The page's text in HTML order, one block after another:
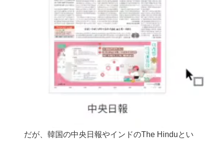
だが、韓国の中央日報やインドのThe Hinduとい